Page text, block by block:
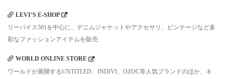
LEVI’S E-SHOP
リーバイス501を中心に、デニムジャケットやアクセサリ、ビンテージなど多
彩なファッションアイテムを販売
WORLD ONLINE STORE
ワールドが展開するUNTITLED、INDIVI、OZOC等人気ブランドのほか、キ